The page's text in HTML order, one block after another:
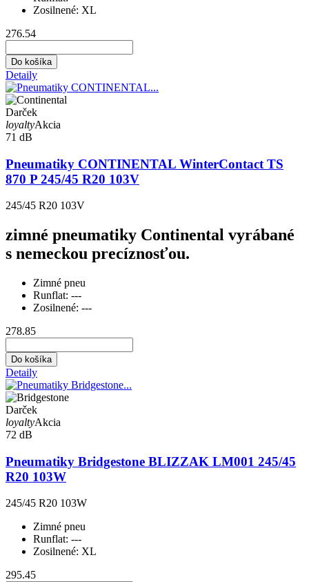
Zosilnené: XL
276.54
Do košíka
Detaily
Darček
loyaltyAkcia
71 dB
Pneumatiky CONTINENTAL WinterContact TS
870 P 245/45 R20 103V
245/45 R20 103V
zimné pneumatiky Continental vyrábané
s nemeckou precíznosťou.
Zimné pneu
Runflat: ---
Zosilnené: ---
278.85
Do košíka
Detaily
Darček
loyaltyAkcia
72 dB
Pneumatiky Bridgestone BLIZZAK LM001 245/45
R20 103W
245/45 R20 103W
Zimné pneu
Runflat: ---
Zosilnené: XL
295.45